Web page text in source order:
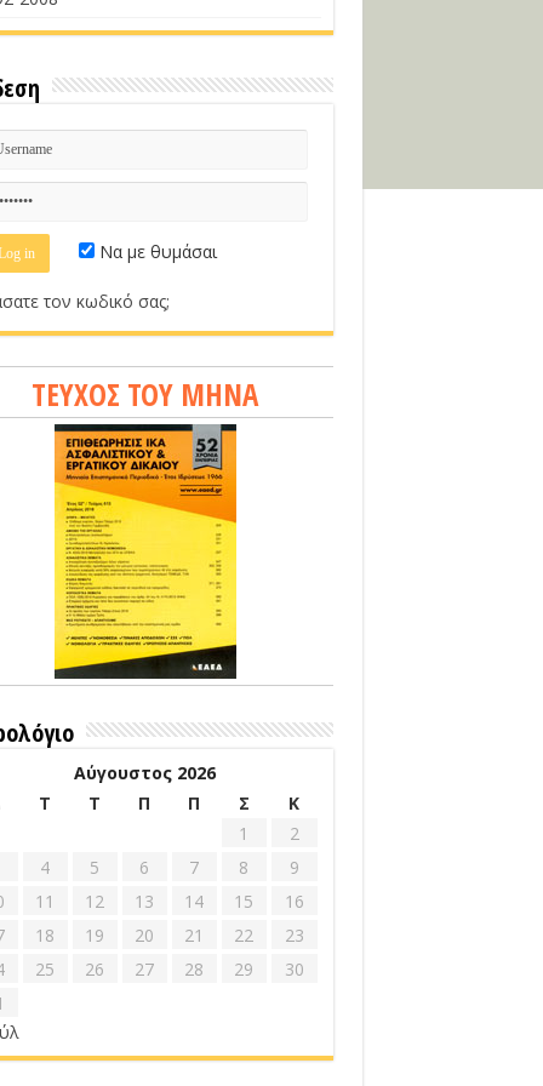
Να με θυμάσαι
τον κωδικό σας;
ΤΕΥΧΟΣ ΤΟΥ ΜΗΝΑ
Αύγουστος 2026
Τ Τ Π Π Σ
Κ
1
2
4 5 6 7 8
9
11 12 13 14 15
16
18 19 20 21 22
23
25 26 27 28 29
30